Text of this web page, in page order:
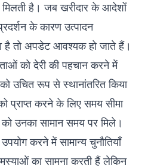
मिलती है। जब खरीदार के आदेशों
के कारण उत्पादन
है तो अपडेट आवश्यक हो जाते हैं।
को देरी की पहचान करने में
उचित रूप से स्थानांतरित किया
प्राप्त करने के लिए समय सीमा
उनका सामान समय पर मिले।
उपयोग करने में सामान्य चुनौतियाँ
का सामना करती हैं लेकिन